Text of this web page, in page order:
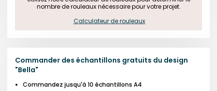
nombre de rouleaux nécessaire pour votre projet.
Calculateur de rouleaux
Commander des échantillons gratuits du design
"Bella"
Commandez jusqu'à 10 échantillons A4